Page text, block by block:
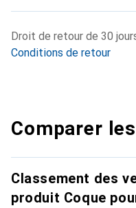
Droit de retour de 30
Conditions de retour
Comparer
Classement des
produit Coque